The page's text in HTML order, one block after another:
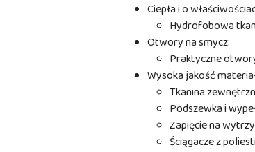
Ciepła i o
Hydrofobowa
Otwory na smycz:
Praktyczne
Wysoka jakość
Tkanina
Podszewka i
Zapięcie na
Ściągacze z